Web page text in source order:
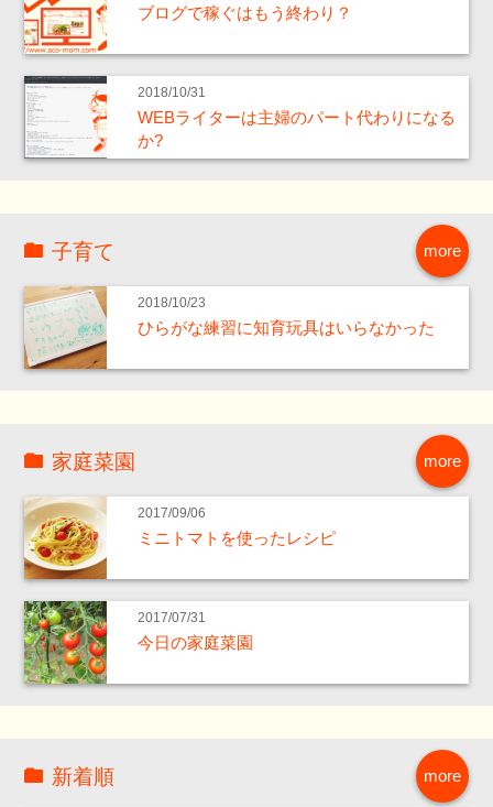
ブログで稼ぐはもう終わり？
2018/10/31
WEBライターは主婦のパート代わりになる
か?
more
子育て
2018/10/23
ひらがな練習に知育玩具はいらなかった
more
家庭菜園
2017/09/06
ミニトマトを使ったレシピ
2017/07/31
今日の家庭菜園
more
新着順